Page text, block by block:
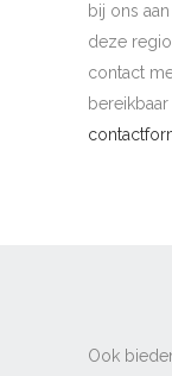
bij ons
deze
contact
Ook